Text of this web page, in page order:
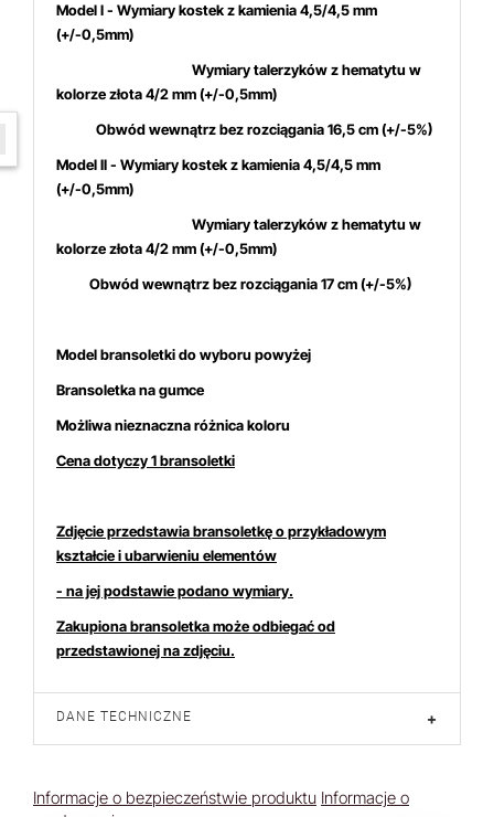
Model I - Wymiary kostek z kamienia 4,5/4,5mm
(+/-0,5mm)
Wymiary talerzyków z hematytu w
kolorze złota 4/2 mm (+/-0,5mm)
Obwód wewnątrz bez rozciągania 16,5 cm (+/-5%)
Model II - Wymiary kostek z kamienia 4,5/4,5mm
(+/-0,5mm)
Wymiary talerzyków z hematytu w
kolorze złota 4/2 mm (+/-0,5mm)
Obwód wewnątrz bez rozciągania 17 cm (+/-5%)
Model bransoletki do wyboru powyżej
Bransoletka na gumce
Możliwa nieznaczna różnica koloru
Cena dotyczy 1 bransoletki
Zdjęcie przedstawia bransoletkę o przykładowym
kształcie i ubarwieniu elementów
- na jej podstawie podano wymiary.
Zakupiona bransoletka może odbiegać od
przedstawionej na zdjęciu.
DANE TECHNICZNE +
Informacje o bezpieczeństwie produktu Informacje o
W ostatnich 7 dniach produktem interesuje się13osób.